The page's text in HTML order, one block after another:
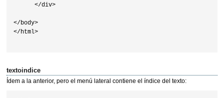
      </div>
</body>
</html>
textoindice
Ídem a la anterior, pero el menú lateral contiene el índice del texto: